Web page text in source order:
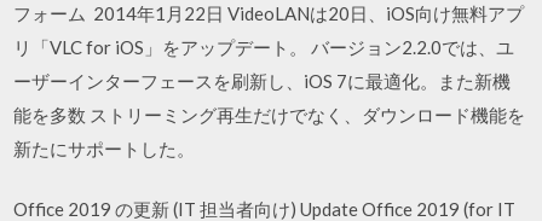
フォーム 2014年1月22日 VideoLANは20日、iOS向け無料アプ
リ「VLC for iOS」をアップデート。 バージョン2.2.0では、ユ
ーザーインターフェースを刷新し、iOS 7に最適化。また新機
能を多数 ストリーミング再生だけでなく、ダウンロード機能を
新たにサポートした。
Office 2019 の更新 (IT 担当者向け) Update Office 2019 (for IT